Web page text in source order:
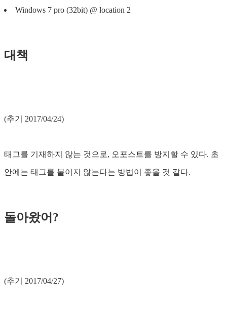
Windows 7 pro (32bit) @ location 2
대책
(추기 2017/04/24)
태그를 기재하지 않는 것으로, 오포스트를 방지할 수 있다. 초
안에는 태그를 붙이지 않는다는 방법이 좋을 것 같다.
돌아왔어?
(추기 2017/04/27)